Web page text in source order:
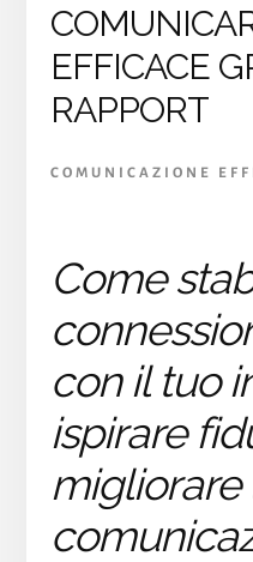
EFFICACE
RAPPORT
COMUNICAZIONE
Come
con il tuo
ispirare
migliorare